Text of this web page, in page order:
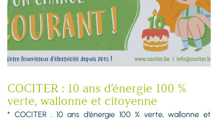
COCITER : 10 ans d’énergie 100 %
verte, wallonne et citoyenne
* COCITER : 10 ans d’énergie 100 % verte, wallonne et